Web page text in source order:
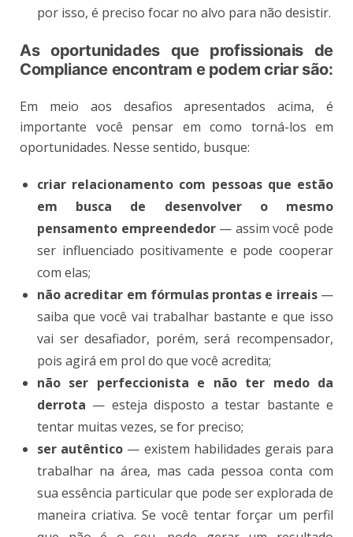
por isso, é preciso focar no alvo para não desistir.
As oportunidades que profissionais de
Compliance encontram e podem criar são:
Em meio aos desafios apresentados acima, é
importante você pensar em como torná-los em
oportunidades. Nesse sentido, busque:
criar relacionamento com pessoas que estão
em busca de desenvolver o mesmo
pensamento empreendedor— assim você pode
ser influenciado positivamente e pode cooperar
com elas;
não acreditar em fórmulas prontas e irreais—
saiba que você vai trabalhar bastante e que isso
vai ser desafiador, porém, será recompensador,
pois agirá em prol do que você acredita;
não ser perfeccionista e não ter medo da
derrota — esteja disposto a testar bastante e
tentar muitas vezes, se for preciso;
ser autêntico — existem habilidades gerais para
trabalhar na área, mas cada pessoa conta com
sua essência particular que pode ser explorada de
maneira criativa. Se você tentar forçar um perfil